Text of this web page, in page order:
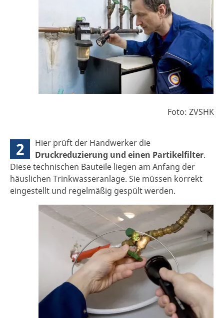
Foto: ZVSHK
2
Hier prüft der Handwerker die
Druckreduzierung und einen Partikelfilter.
Diese technischen Bauteile liegen am Anfang der
häuslichen Trinkwasseranlage. Sie müssen korrekt
eingestellt und regelmäßig gespült werden.